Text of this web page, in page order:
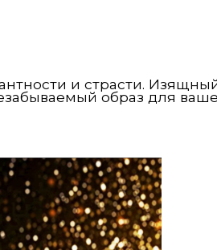
и страсти.
образ для